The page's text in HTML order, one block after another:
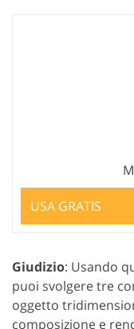
USA GRATIS
Giudizio: Usando
puoi svolgere tre
oggetto
composizione e